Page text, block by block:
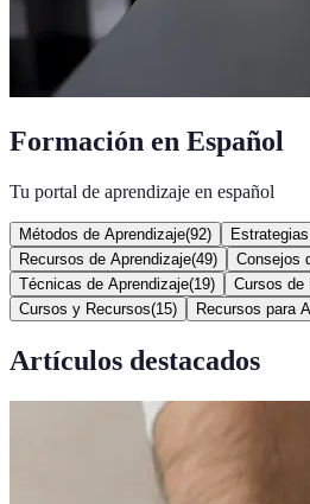
Formación en Español
Tu portal de aprendizaje en español
Métodos de Aprendizaje(92)
Recursos de Aprendizaje(49) Consejos
Técnicas de Aprendizaje(19) Cursos de
Cursos y Recursos(15) Recursos para
Artículos destacados